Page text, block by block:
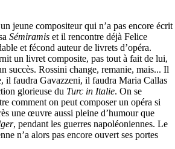
jeune compositeur qui n’a pas encore écrit
Sémiramis et il rencontre déjà Felice
et fécond auteur de livrets d’opéra.
un livret composite, pas tout à fait de lui,
succès. Rossini change, remanie, mais... Il
il faudra Gavazzeni, il faudra Maria Callas
glorieuse du Turc in Italie. On se
comment on peut composer un opéra si
une œuvre aussi pleine d’humour que
, pendant les guerres napoléoniennes. Le
n’a alors pas encore ouvert ses portes